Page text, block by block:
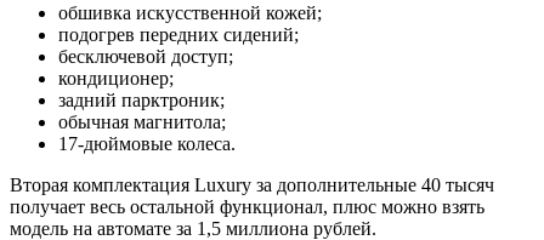
обшивка искусственной кожей;
подогрев передних сидений;
бесключевой доступ;
кондиционер;
задний парктроник;
обычная магнитола;
17-дюймовые колеса.
Вторая комплектация Luxury за дополнительные 40 тысяч
получает весь остальной функционал, плюс можно взять
модель на автомате за 1,5 миллиона рублей.